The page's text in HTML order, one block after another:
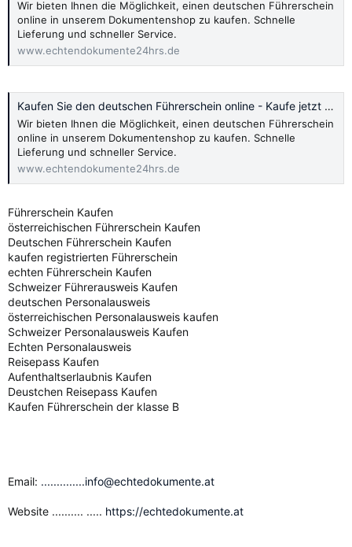
Wir bieten Ihnen die Möglichkeit, einen deutschen Führerschein
online in unserem Dokumentenshop zu kaufen. Schnelle
Lieferung und schneller Service.
www.echtendokumente24hrs.de
Kaufen Sie den deutschen Führerschein online - Kaufe jetzt 2024
Wir bieten Ihnen die Möglichkeit, einen deutschen Führerschein
online in unserem Dokumentenshop zu kaufen. Schnelle
Lieferung und schneller Service.
www.echtendokumente24hrs.de
Führerschein Kaufen
österreichischen Führerschein Kaufen
Deutschen Führerschein Kaufen
kaufen registrierten Führerschein
echten Führerschein Kaufen
Schweizer Führerausweis Kaufen
deutschen Personalausweis
österreichischen Personalausweis kaufen
Schweizer Personalausweis Kaufen
Echten Personalausweis
Reisepass Kaufen
Aufenthaltserlaubnis Kaufen
Deustchen Reisepass Kaufen
Kaufen Führerschein der klasse B
Email: ..............info@echtedokumente.at
Website .......... ..... https://echtedokumente.at